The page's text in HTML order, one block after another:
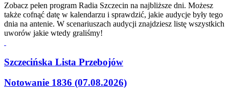
Zobacz pełen program Radia Szczecin na najbliższe dni. Możesz
także cofnąć datę w kalendarzu i sprawdzić, jakie audycje były tego
dnia na antenie. W scenariuszach audycji znajdziesz listę wszystkich
uworów jakie wtedy graliśmy!
Szczecińska Lista Przebojów
Notowanie 1836 (07.08.2026)